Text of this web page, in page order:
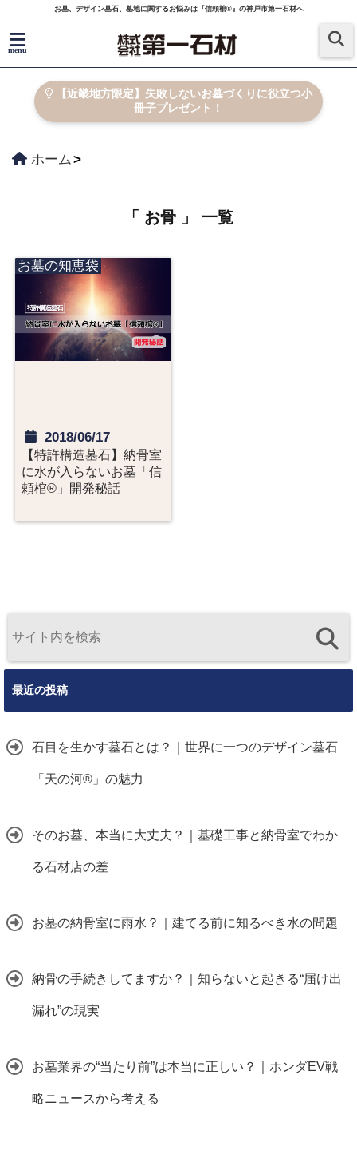
お墓、デザイン墓石、墓地に関するお悩みは『信頼棺®』の神戸市第一石材へ
menu
【近畿地方限定】失敗しないお墓づくりに役立つ小
冊子プレゼント！
ホーム
「 お骨 」 一覧
お墓の知恵袋
2018/06/17
【特許構造墓石】納骨室
に水が入らないお墓「信
頼棺®」開発秘話
最近の投稿
石目を生かす墓石とは？｜世界に一つのデザイン墓石
「天の河®」の魅力
そのお墓、本当に大丈夫？｜基礎工事と納骨室でわか
る石材店の差
お墓の納骨室に雨水？｜建てる前に知るべき水の問題
納骨の手続きしてますか？｜知らないと起きる“届け出
漏れ”の現実
お墓業界の“当たり前”は本当に正しい？｜ホンダEV戦
略ニュースから考える